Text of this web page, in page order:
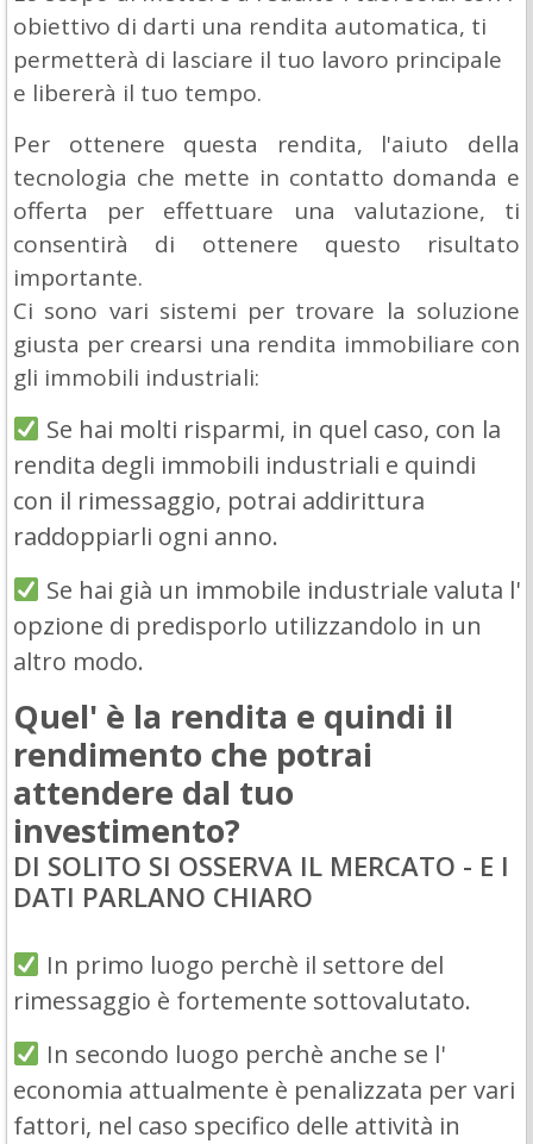
obiettivo di darti una rendita automatica, ti
permetterà di lasciare il tuo lavoro principale
e libererà il tuo tempo.
Per ottenere questa rendita, l'aiuto della
tecnologia che mette in contatto domanda e
offerta per effettuare una valutazione, ti
consentirà di ottenere questo risultato
importante.
Ci sono vari sistemi per trovare la soluzione
giusta per crearsi una rendita immobiliare con
gli immobili industriali:
Se hai molti risparmi, in quel caso, con la
rendita degli immobili industriali e quindi
con il rimessaggio, potrai addirittura
raddoppiarli ogni anno.
Se hai già un immobile industriale valuta l'
opzione di predisporlo utilizzandolo in un
altro modo.
Quel' è la rendita e quindi il
rendimento che potrai
attendere dal tuo
investimento?
DI SOLITO SI OSSERVA IL MERCATO - E I
DATI PARLANO CHIARO
In primo luogo perchè il settore del
rimessaggio è fortemente sottovalutato.
In secondo luogo perchè anche se l'
economia attualmente è penalizzata per vari
fattori, nel caso specifico delle attività in